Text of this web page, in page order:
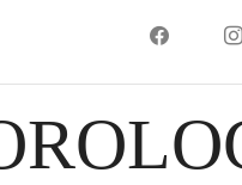
FACEBOOK